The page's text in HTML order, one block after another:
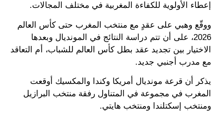
إعطاء الأولوية للكفاءة المغربية في مختلف المجالات.
ووقّع وهبي على عقدٍ مع منتخب المغرب حتى كأس العالم
2026، على أن تتم دراسة النتائج في المونديال وبعدها
الاختيار بين تجديد عقد بطل كأس العالم للشباب، أم التعاقد
مع مدرب أجنبي جديد.
يذكر أن قرعة مونديال أمريكا وكندا والمكسيك أوقعت
المغرب في مجموعة في المتناول رفقة منتخب البرازيل
ومنتخب إسكتلندا ومنتخب هايتي.